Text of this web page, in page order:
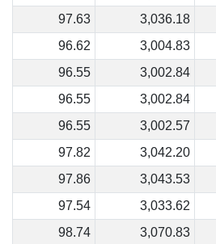
3,036.18
97.63
3,004.83
96.62
3,002.84
96.55
3,002.84
96.55
3,002.57
96.55
3,042.20
97.82
3,043.53
97.86
3,033.62
97.54
3,070.83
98.74